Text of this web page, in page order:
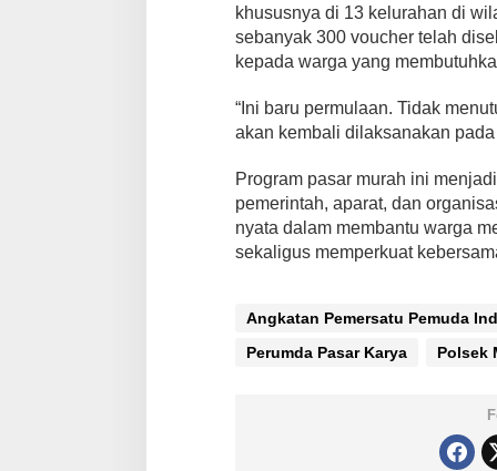
khususnya di 13 kelurahan di
sebanyak 300 voucher telah
kepada warga yang
“Ini baru permulaan. Tidak
akan kembali dilaksanakan
Program pasar murah ini
pemerintah, aparat, dan
nyata dalam membantu warga
sekaligus memperkuat
Angkatan Pemersatu Pemuda
Perumda Pasar Karya
Polsek